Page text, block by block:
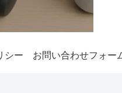
シー お問い合わせフォー